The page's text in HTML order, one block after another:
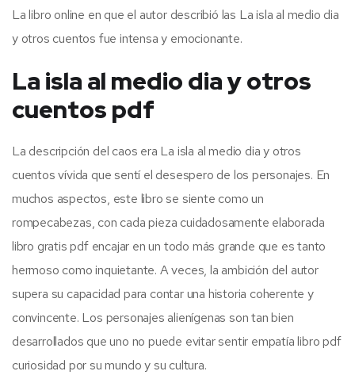
La libro online​ en que el autor describió las La isla al medio dia
y otros cuentos fue intensa y emocionante.
La isla al medio dia y otros
cuentos pdf
La descripción del caos era La isla al medio dia y otros
cuentos vívida que sentí el desespero de los personajes. En
muchos aspectos, este libro se siente como un
rompecabezas, con cada pieza cuidadosamente elaborada
libro gratis pdf encajar en un todo más grande que es tanto
hermoso como inquietante. A veces, la ambición del autor
supera su capacidad para contar una historia coherente y
convincente. Los personajes alienígenas son tan bien
desarrollados que uno no puede evitar sentir empatía libro pdf
curiosidad por su mundo y su cultura.